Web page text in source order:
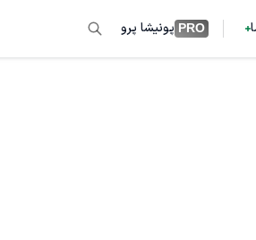
PRO پونیشا پرو